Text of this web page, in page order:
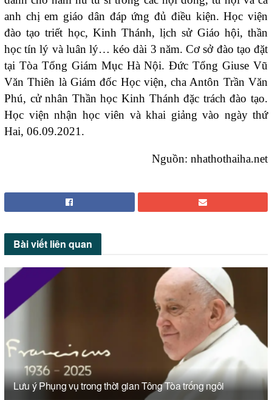
anh chị em giáo dân đáp ứng đủ điều kiện. Học viện
đào tạo triết học, Kinh Thánh, lịch sử Giáo hội, thần
học tín lý và luân lý… kéo dài 3 năm. Cơ sở đào tạo đặt
tại Tòa Tổng Giám Mục Hà Nội. Đức Tổng Giuse Vũ
Văn Thiên là Giám đốc Học viện, cha Antôn Trần Văn
Phú, cử nhân Thần học Kinh Thánh đặc trách đào tạo.
Học viện nhận học viên và khai giảng vào ngày thứ
Hai, 06.09.2021.
Nguồn: nhathothaiha.net
Bài viết liên quan
Lưu ý Phụng vụ trong thời gian Tông Tòa trống ngôi